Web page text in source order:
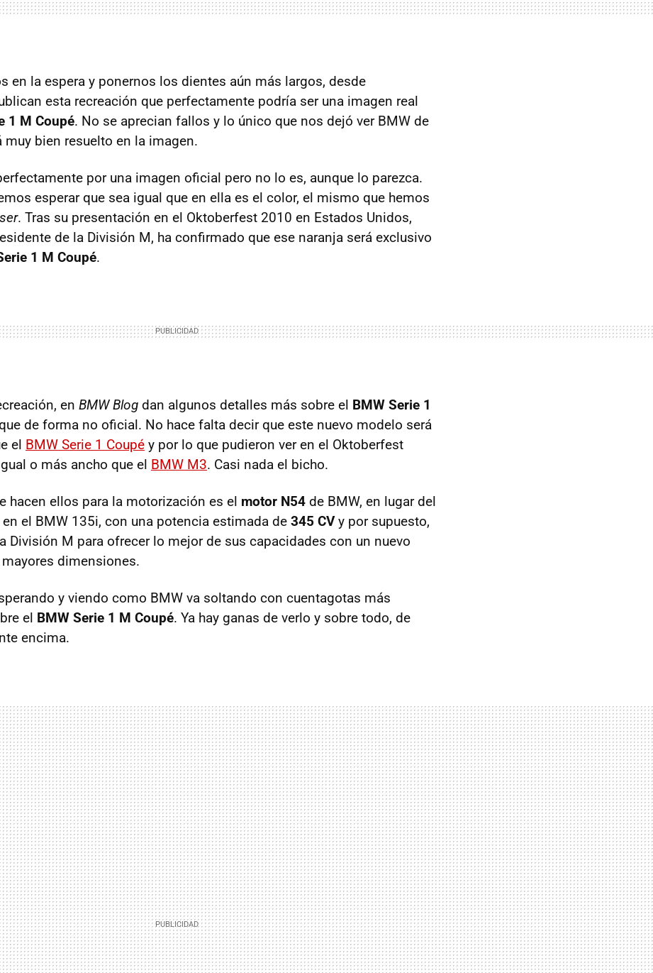
en la espera y ponernos los dientes aún más largos, desde
esta recreación que perfectamente podría ser una imagen real
1 M Coupé. No se aprecian fallos y lo único que nos dejó ver BMW de
muy bien resuelto en la imagen.
por una imagen oficial pero no lo es, aunque lo parezca.
esperar que sea igual que en ella es el color, el mismo que hemos
. Tras su presentación en el Oktoberfest 2010 en Estados Unidos,
de la División M, ha confirmado que ese naranja será exclusivo
1 M Coupé.
en BMWBlog dan algunos detalles más sobre el BMW Serie 1
de forma no oficial. No hace falta decir que este nuevo modelo será
el BMW Serie 1 Coupé y por lo que pudieron ver en el Oktoberfest
o más ancho que el BMW M3. Casi nada el bicho.
hacen ellos para la motorización es el motor N54 de BMW, en lugar del
el BMW 135i, con una potencia estimada de 345 CVy por supuesto,
División M para ofrecer lo mejor de sus capacidades con un nuevo
dimensiones.
y viendo como BMW va soltando con cuentagotas más
el BMW Serie 1 M Coupé. Ya hay ganas de verlo y sobre todo, de
encima.